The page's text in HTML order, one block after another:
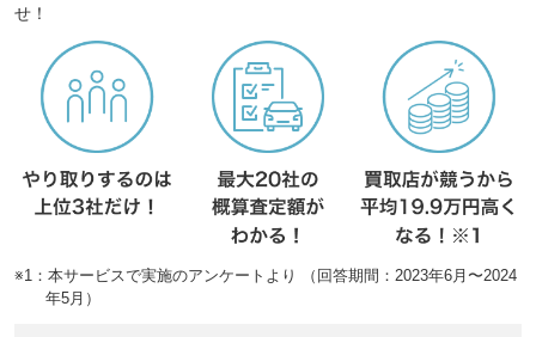
せ！
※1：本サービスで実施のアンケートより （回答期間：2023年6月〜2024
年5月）